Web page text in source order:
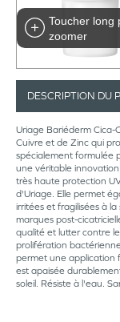
Toucher long
zoomer
DESCRIPTION DU
Uriage Bariéderm
Cuivre et de Zinc qui
spécialement formulée
une véritable
très haute protection
d'Uriage. Elle permet
irritées et fragilisées à
marques post-
qualité et lutter contre
prolifération
permet une application
est apaisée
soleil. Résiste à l'eau.